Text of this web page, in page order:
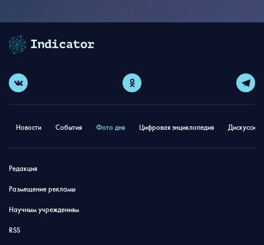
Новости События Фото дня Цифровая энциклопедия
Редакция
Размещение рекламы
Научным учреждениям
RSS